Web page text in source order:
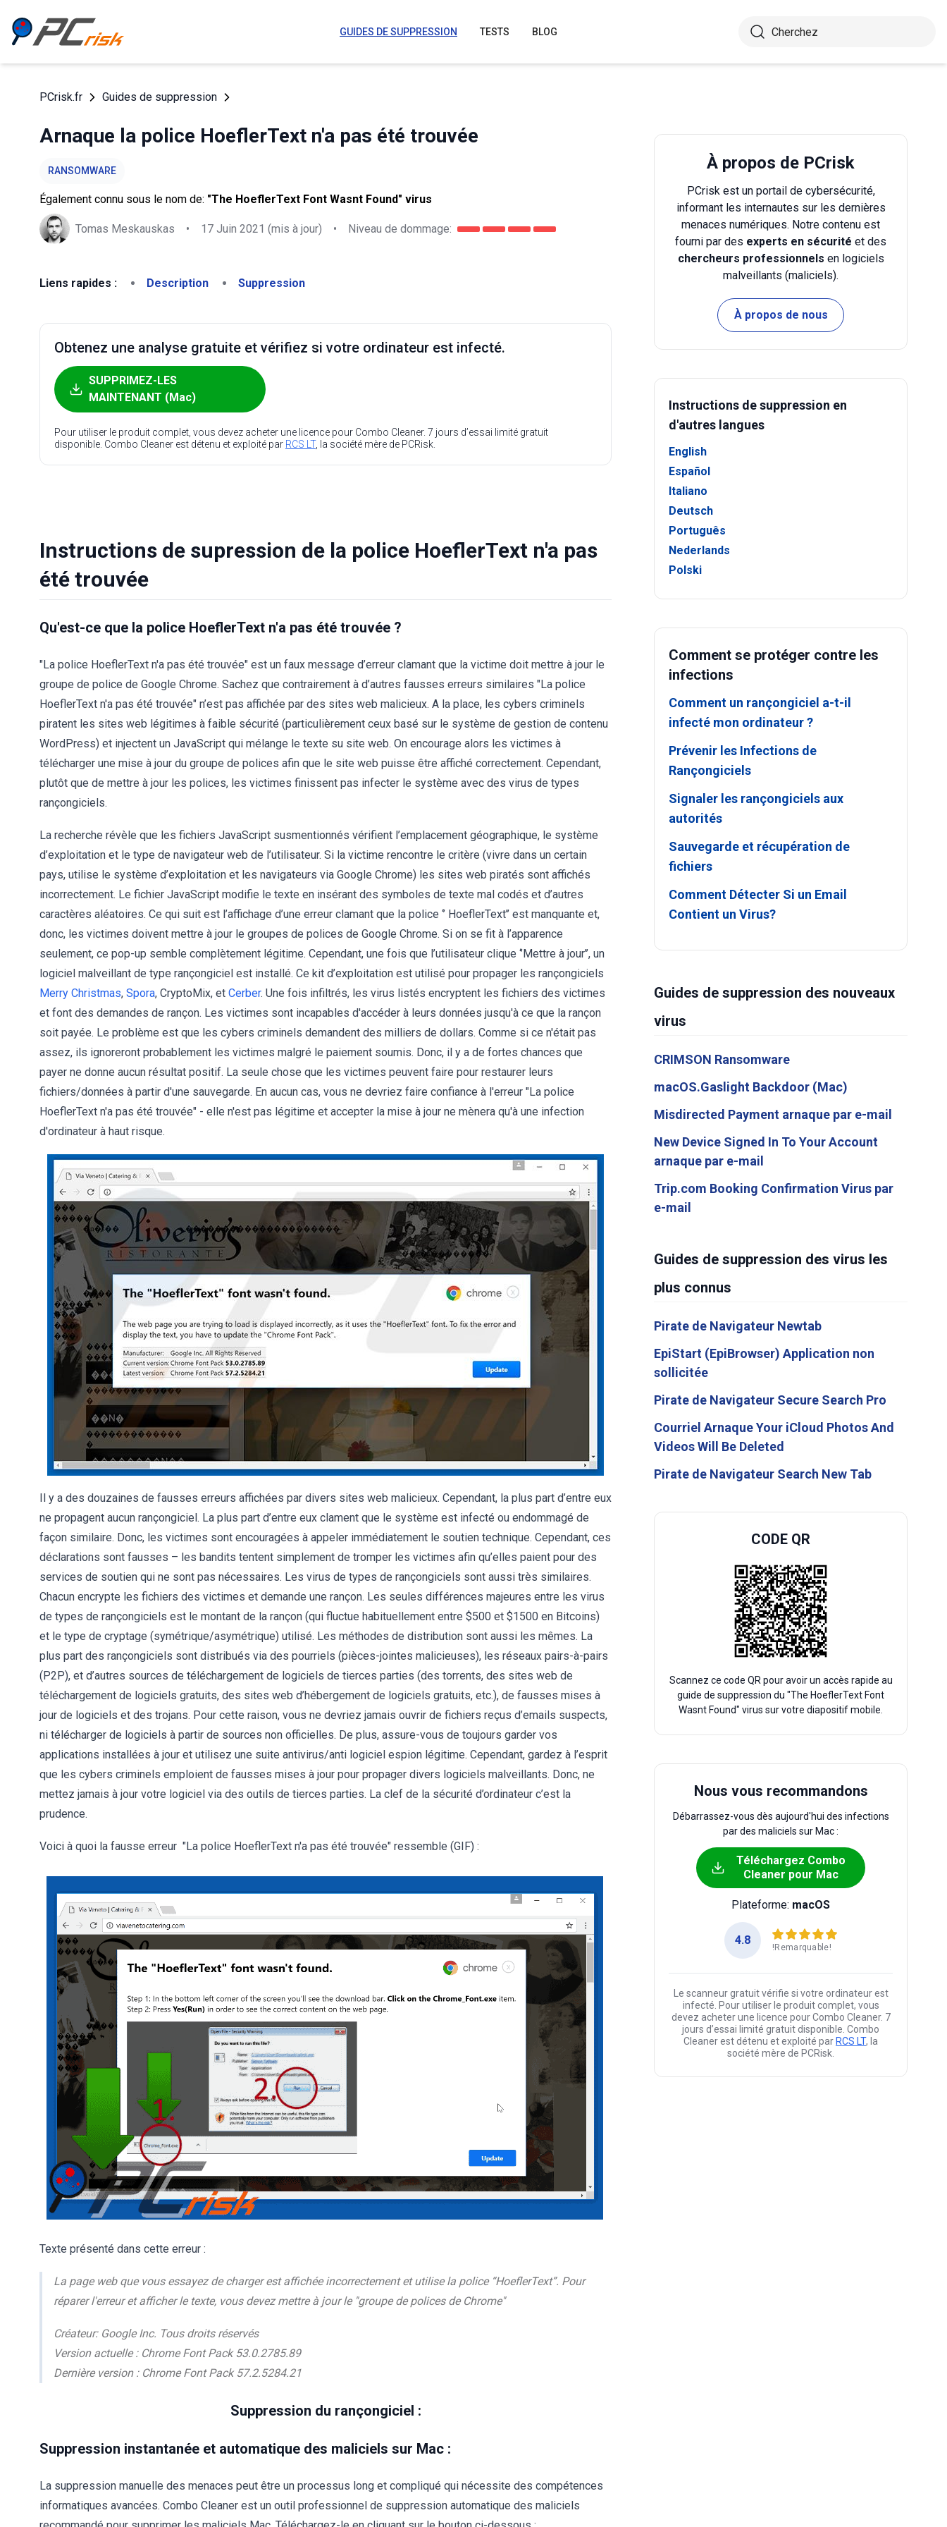
GUIDES DE SUPPRESSION TESTS BLOG
PCrisk.fr Guides de suppression
Arnaque la police HoeflerText n'a pas été trouvée
RANSOMWARE
Également connu sous le nom de: "The HoeflerText Font Wasnt Found" virus
Tomas Meskauskas • 17 Juin 2021 (mis à jour) • Niveau de dommage:
Liens rapides : Description Suppression
Obtenez une analyse gratuite et vérifiez si votre ordinateur est infecté.
SUPPRIMEZ-LES
MAINTENANT (Mac)
Pour utiliser le produit complet, vous devez acheter une licence pour Combo Cleaner. 7 jours d’essai limité gratuit
disponible. Combo Cleaner est détenu et exploité par RCS LT, la société mère de PCRisk.
Instructions de supression de la police HoeflerText n'a pas
été trouvée
Qu'est-ce que la police HoeflerText n'a pas été trouvée ?
"La police HoeflerText n'a pas été trouvée" est un faux message d’erreur clamant que la victime doit mettre à jour le
groupe de police de Google Chrome. Sachez que contrairement à d’autres fausses erreurs similaires "La police
HoeflerText n'a pas été trouvée" n’est pas affichée par des sites web malicieux. A la place, les cybers criminels
piratent les sites web légitimes à faible sécurité (particulièrement ceux basé sur le système de gestion de contenu
WordPress) et injectent un JavaScript qui mélange le texte su site web. On encourage alors les victimes à
télécharger une mise à jour du groupe de polices afin que le site web puisse être affiché correctement. Cependant,
plutôt que de mettre à jour les polices, les victimes finissent pas infecter le système avec des virus de types
rançongiciels.
La recherche révèle que les fichiers JavaScript susmentionnés vérifient l’emplacement géographique, le système
d’exploitation et le type de navigateur web de l’utilisateur. Si la victime rencontre le critère (vivre dans un certain
pays, utilise le système d’exploitation et les navigateurs via Google Chrome) les sites web piratés sont affichés
incorrectement. Le fichier JavaScript modifie le texte en insérant des symboles de texte mal codés et d’autres
caractères aléatoires. Ce qui suit est l’affichage d’une erreur clamant que la police ‘’ HoeflerText’’ est manquante et,
donc, les victimes doivent mettre à jour le groupes de polices de Google Chrome. Si on se fit à l’apparence
seulement, ce pop-up semble complètement légitime. Cependant, une fois que l’utilisateur clique ‘’Mettre à jour’’, un
logiciel malveillant de type rançongiciel est installé. Ce kit d’exploitation est utilisé pour propager les rançongiciels
Merry Christmas, Spora, CryptoMix, et Cerber. Une fois infiltrés, les virus listés encryptent les fichiers des victimes
et font des demandes de rançon. Les victimes sont incapables d'accéder à leurs données jusqu'à ce que la rançon
soit payée. Le problème est que les cybers criminels demandent des milliers de dollars. Comme si ce n'était pas
assez, ils ignoreront probablement les victimes malgré le paiement soumis. Donc, il y a de fortes chances que
payer ne donne aucun résultat positif. La seule chose que les victimes peuvent faire pour restaurer leurs
fichiers/données à partir d'une sauvegarde. En aucun cas, vous ne devriez faire confiance à l'erreur "La police
HoeflerText n'a pas été trouvée" - elle n'est pas légitime et accepter la mise à jour ne mènera qu'à une infection
d'ordinateur à haut risque.
Il y a des douzaines de fausses erreurs affichées par divers sites web malicieux. Cependant, la plus part d’entre eux
ne propagent aucun rançongiciel. La plus part d’entre eux clament que le système est infecté ou endommagé de
façon similaire. Donc, les victimes sont encouragées à appeler immédiatement le soutien technique. Cependant, ces
déclarations sont fausses – les bandits tentent simplement de tromper les victimes afin qu’elles paient pour des
services de soutien qui ne sont pas nécessaires. Les virus de types de rançongiciels sont aussi très similaires.
Chacun encrypte les fichiers des victimes et demande une rançon. Les seules différences majeures entre les virus
de types de rançongiciels est le montant de la rançon (qui fluctue habituellement entre $500 et $1500 en Bitcoins)
et le type de cryptage (symétrique/asymétrique) utilisé. Les méthodes de distribution sont aussi les mêmes. La
plus part des rançongiciels sont distribués via des pourriels (pièces-jointes malicieuses), les réseaux pairs-à-pairs
(P2P), et d’autres sources de téléchargement de logiciels de tierces parties (des torrents, des sites web de
téléchargement de logiciels gratuits, des sites web d’hébergement de logiciels gratuits, etc.), de fausses mises à
jour de logiciels et des trojans. Pour cette raison, vous ne devriez jamais ouvrir de fichiers reçus d’emails suspects,
ni télécharger de logiciels à partir de sources non officielles. De plus, assure-vous de toujours garder vos
applications installées à jour et utilisez une suite antivirus/anti logiciel espion légitime. Cependant, gardez à l’esprit
que les cybers criminels emploient de fausses mises à jour pour propager divers logiciels malveillants. Donc, ne
mettez jamais à jour votre logiciel via des outils de tierces parties. La clef de la sécurité d’ordinateur c’est la
prudence.
Voici à quoi la fausse erreur "La police HoeflerText n'a pas été trouvée" ressemble (GIF) :
Texte présenté dans cette erreur :
La page web que vous essayez de charger est affichée incorrectement et utilise la police “HoeflerText”. Pour
réparer l'erreur et afficher le texte, vous devez mettre à jour le ''groupe de polices de Chrome''
Créateur: Google Inc. Tous droits réservés
Version actuelle : Chrome Font Pack 53.0.2785.89
Dernière version : Chrome Font Pack 57.2.5284.21
Suppression du rançongiciel :
Suppression instantanée et automatique des maliciels sur Mac :
La suppression manuelle des menaces peut être un processus long et compliqué qui nécessite des compétences
informatiques avancées. Combo Cleaner est un outil professionnel de suppression automatique des maliciels
À propos de PCrisk
PCrisk est un portail de cybersécurité,
informant les internautes sur les dernières
menaces numériques. Notre contenu est
fourni par des experts en sécurité et des
chercheurs professionnels en logiciels
malveillants (maliciels).
À propos de nous
Instructions de suppression en
d'autres langues
English
Español
Italiano
Deutsch
Português
Nederlands
Polski
Comment se protéger contre les
infections
Comment un rançongiciel a-t-il
infecté mon ordinateur ?
Prévenir les Infections de
Rançongiciels
Signaler les rançongiciels aux
autorités
Sauvegarde et récupération de
fichiers
Comment Détecter Si un Email
Contient un Virus?
Guides de suppression des nouveaux
virus
CRIMSON Ransomware
macOS.Gaslight Backdoor (Mac)
Misdirected Payment arnaque par e-mail
New Device Signed In To Your Account
arnaque par e-mail
Trip.com Booking Confirmation Virus par
e-mail
Guides de suppression des virus les
plus connus
Pirate de Navigateur Newtab
EpiStart (EpiBrowser) Application non
sollicitée
Pirate de Navigateur Secure Search Pro
Courriel Arnaque Your iCloud Photos And
Videos Will Be Deleted
Pirate de Navigateur Search New Tab
CODE QR
Scannez ce code QR pour avoir un accès rapide au
guide de suppression du "The HoeflerText Font
Wasnt Found" virus sur votre diapositif mobile.
Nous vous recommandons
Débarrassez-vous dès aujourd'hui des infections
par des maliciels sur Mac :
Téléchargez Combo
Cleaner pour Mac
Plateforme: macOS
4.8
!Remarquable!
Le scanneur gratuit vérifie si votre ordinateur est
infecté. Pour utiliser le produit complet, vous
devez acheter une licence pour Combo Cleaner. 7
jours d’essai limité gratuit disponible. Combo
Cleaner est détenu et exploité par RCS LT, la
société mère de PCRisk.